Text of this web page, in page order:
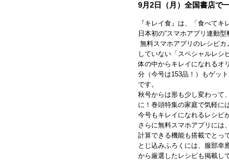
9月2日（月）全国書店で
『キレイ食』は、「食べて
日本初の“スマホアプリ連動
無料スマホアプリのレシピ
していない「スペシャルレシ
体の中からキレイになれるオ
分（今号は153品！）もゲッ
です。
秋号からは形も少し変わって
に！巻頭特集の家庭で気軽に
今号もキレイになれるレシピ
さらに無料スマホアプリには
計算できる機能も搭載でとっ
とじ込みふろくには、服部幸
から厳選したレシピも掲載し